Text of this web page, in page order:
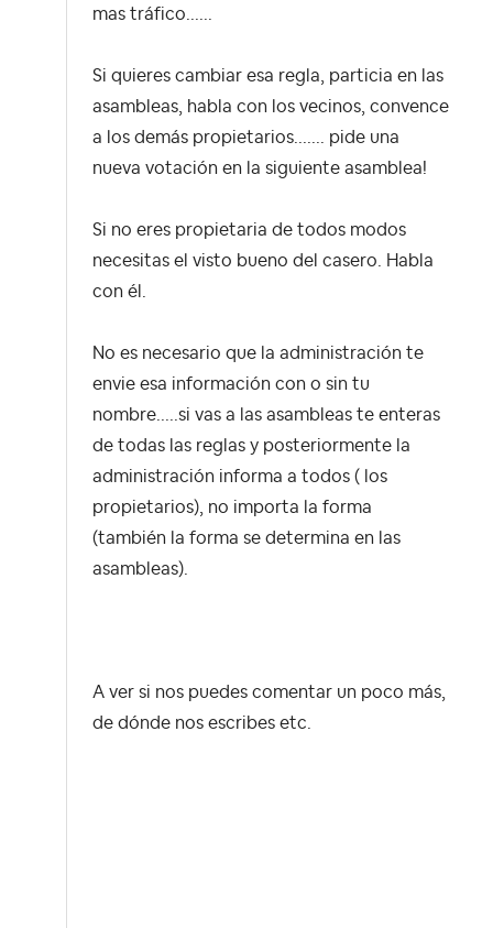
mas tráfico......
Si quieres cambiar esa regla, particia en las
asambleas, habla con los vecinos, convence
a los demás propietarios....... pide una
nueva votación en la siguiente asamblea!
Si no eres propietaria de todos modos
necesitas el visto bueno del casero. Habla
con él.
No es necesario que la administración te
envie esa información con o sin tu
nombre.....si vas a las asambleas te enteras
de todas las reglas y posteriormente la
administración informa a todos ( los
propietarios), no importa la forma
(también la forma se determina en las
asambleas).
A ver si nos puedes comentar un poco más,
de dónde nos escribes etc.